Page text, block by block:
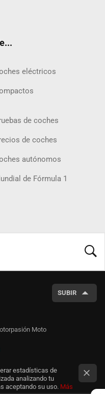
eléctricos
de coches
de coches
autónomos
de Fórmula 1
SUBIR
Moto
estadísticas de
analizando tu
aceptando su uso. Más